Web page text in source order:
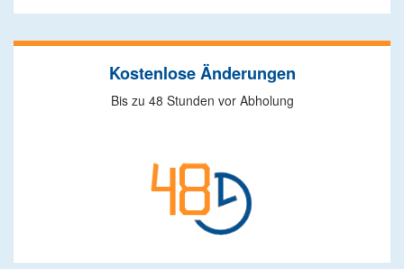
Kostenlose Änderungen
Bis zu 48 Stunden vor Abholung